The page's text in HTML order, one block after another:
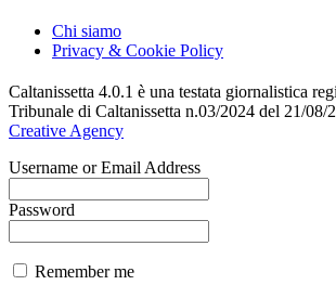
Chi siamo
Privacy & Cookie Policy
Caltanissetta 4.0.1 è una testata giornalistica
Tribunale di Caltanissetta n.03/2024 del 21/08/
Creative Agency
Username or Email Address
Password
Remember me